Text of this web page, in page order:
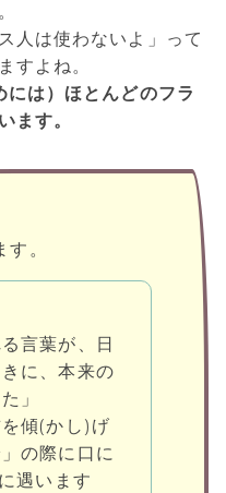
人は使わないよ」って
すよね。
は）ほとんどのフラ
ます。
。
言葉が、日
に、本来の
」
傾(かし)げ
の際に口に
遇います